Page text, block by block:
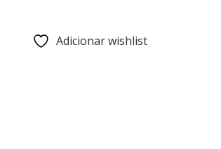
Adicionar wishlist